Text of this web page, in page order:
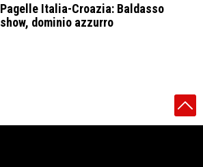
Pagelle Italia-Croazia: Baldasso
show, dominio azzurro